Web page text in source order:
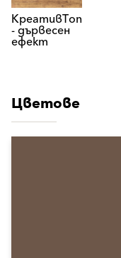
КреативТоп
- дървесен
ефект
Цветове